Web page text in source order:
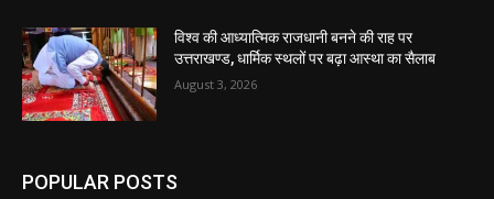
विश्व की आध्यात्मिक राजधानी बनने की राह पर
उत्तराखण्ड, धार्मिक स्थलों पर बढ़ा आस्था का सैलाब
August 3, 2026
POPULAR POSTS